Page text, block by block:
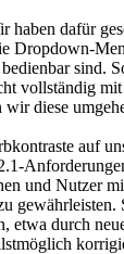
haben dafür
Dropdown-
sind.
vollständig
diese
auf
und Nutzer
gewährleisten.
etwa durch